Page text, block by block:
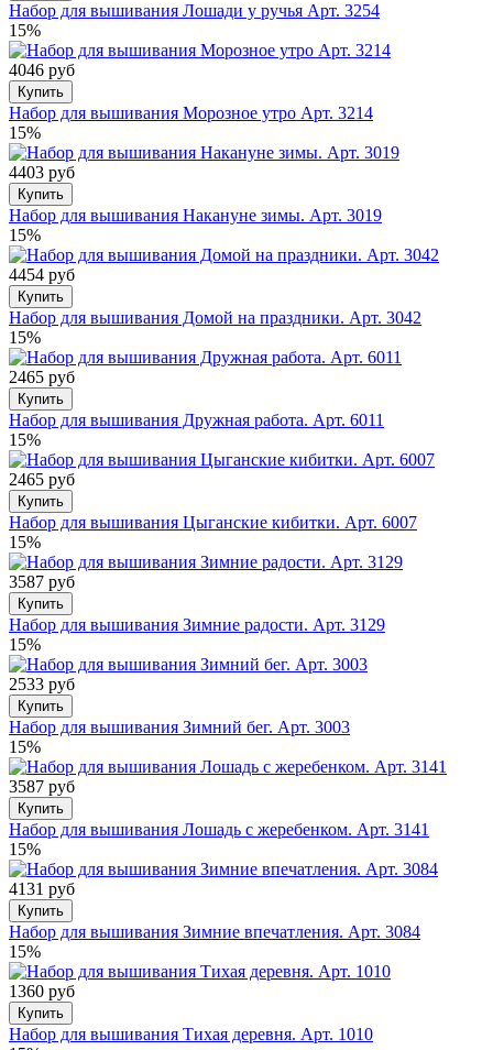
Набор для вышивания Лошади у ручья Арт. 3254
15%
4046 руб
Купить
Набор для вышивания Морозное утро Арт. 3214
15%
4403 руб
Купить
Набор для вышивания Накануне зимы. Арт. 3019
15%
4454 руб
Купить
Набор для вышивания Домой на праздники. Арт. 3042
15%
2465 руб
Купить
Набор для вышивания Дружная работа. Арт. 6011
15%
2465 руб
Купить
Набор для вышивания Цыганские кибитки. Арт. 6007
15%
3587 руб
Купить
Набор для вышивания Зимние радости. Арт. 3129
15%
2533 руб
Купить
Набор для вышивания Зимний бег. Арт. 3003
15%
3587 руб
Купить
Набор для вышивания Лошадь с жеребенком. Арт. 3141
15%
4131 руб
Купить
Набор для вышивания Зимние впечатления. Арт. 3084
15%
1360 руб
Купить
Набор для вышивания Тихая деревня. Арт. 1010